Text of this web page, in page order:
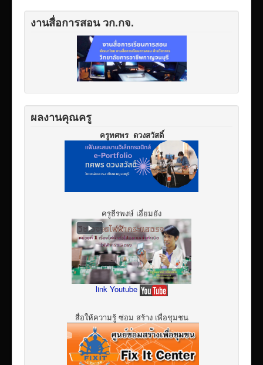
งานสื่อการสอน วก.กจ.
ผลงานคุณครู
ครูทศพร ดวงสวัสดิ์
ครูธีรพงษ์ เอี่ยมยัง
link Youtube
สื่อให้ความรู้ ซ่อม สร้าง เพื่อชุมชน